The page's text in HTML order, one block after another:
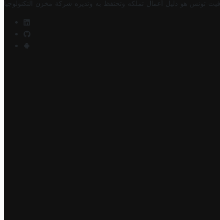
تونس هو دليل أعمال تملكه وتحتفظ به وتديره شركة مخزن التكنولوجيا